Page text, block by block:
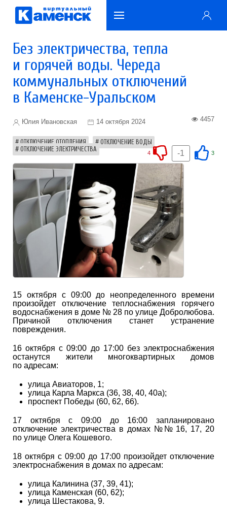
Без электричества, тепла
и горячей воды. Череда
коммунальных отключений
в Каменске-Уральском
Юлия Ивановская 14 октября 2024 4457
ОТКЛЮЧЕНИЕ ОТОПЛЕНИЯ
ОТКЛЮЧЕНИЕ ВОДЫ
ОТКЛЮЧЕНИЕ ЭЛЕКТРИЧЕСТВА
3
-1
4
15 октября с 09:00 до неопределенного времени
произойдет отключение теплоснабжения горячего
водоснабжения в доме № 28 по улице Добролюбова.
Причиной отключения станет устранение
повреждения.
16 октября с 09:00 до 17:00 без электроснабжения
останутся жители многоквартирных домов
по адресам:
улица Авиаторов, 1;
улица Карла Маркса (36, 38, 40, 40а);
проспект Победы (60, 62, 66).
17 октября с 09:00 до 16:00 запланировано
отключение электричества в домах №№ 16, 17, 20
по улице Олега Кошевого.
18 октября с 09:00 до 17:00 произойдет отключение
электроснабжения в домах по адресам:
улица Калинина (37, 39, 41);
улица Каменская (60, 62);
улица Шестакова, 9.